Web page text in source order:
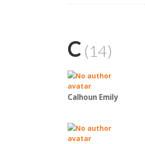
C (14)
Calhoun Emily